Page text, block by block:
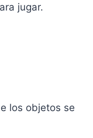
jugar.
los objetos se